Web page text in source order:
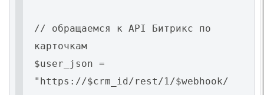
// обращаемся к API Битрикс по
карточкам
$user_json =
"https://$crm_id/rest/1/$webhook/